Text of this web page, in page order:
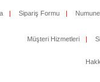
| Sipariş Formu |
Müşteri Hizmetleri |